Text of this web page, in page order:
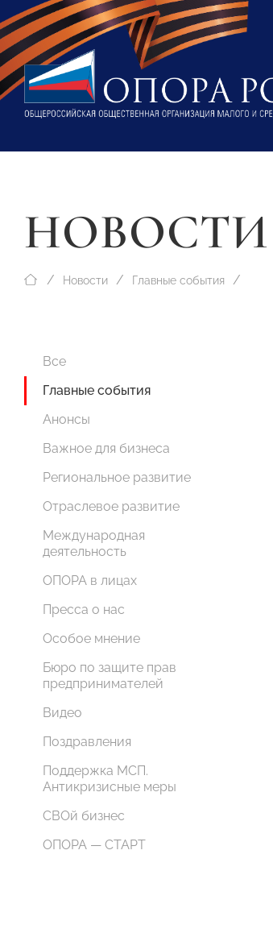
НОВОСТИ
Новости Главные события
Все
Главные события
Анонсы
Важное для бизнеса
Региональное развитие
Отраслевое развитие
Международная
деятельность
ОПОРА в лицах
Пресса о нас
Особое мнение
Бюро по защите прав
предпринимателей
Видео
Поздравления
Поддержка МСП.
Антикризисные меры
СВОй бизнес
ОПОРА — СТАРТ